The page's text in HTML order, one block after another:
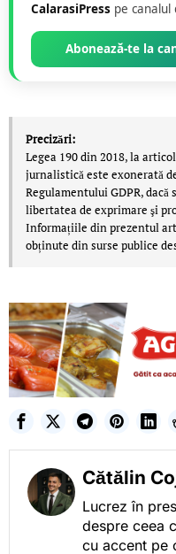
CalarasiPress pe canalul
Abonează-te la
Precizări:
Legea 190 din 2018, la
jurnalistică este exonerată
Regulamentului GDPR,
libertatea de exprimare şi
Informațiile din prezentul
obținute din surse publice
Cătălin
Lucrez în
despre ceea
cu accent pe